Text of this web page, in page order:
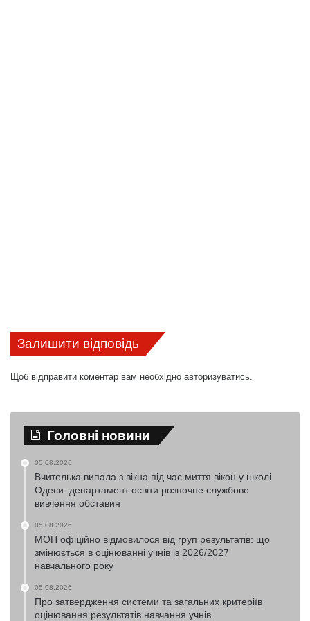
Залишити відповідь
Щоб відправити коментар вам необхідно авторизуватись.
Головні новини
05.08.2026
Вчителька випала з вікна під час миття вікон у школі
Одеси: департамент освіти розпочне службове
вивчення обставин
05.08.2026
МОН офіційно відмовилося від груп результатів: що
змінюється в оцінюванні учнів із 2026/2027
навчального року
05.08.2026
Про затвердження системи та загальних критеріїв
оцінювання результатів навчання учнів